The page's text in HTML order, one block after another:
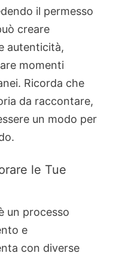
il permesso
creare
autenticità,
momenti
Ricorda che
da raccontare,
un modo per
le Tue
un processo
e
con diverse